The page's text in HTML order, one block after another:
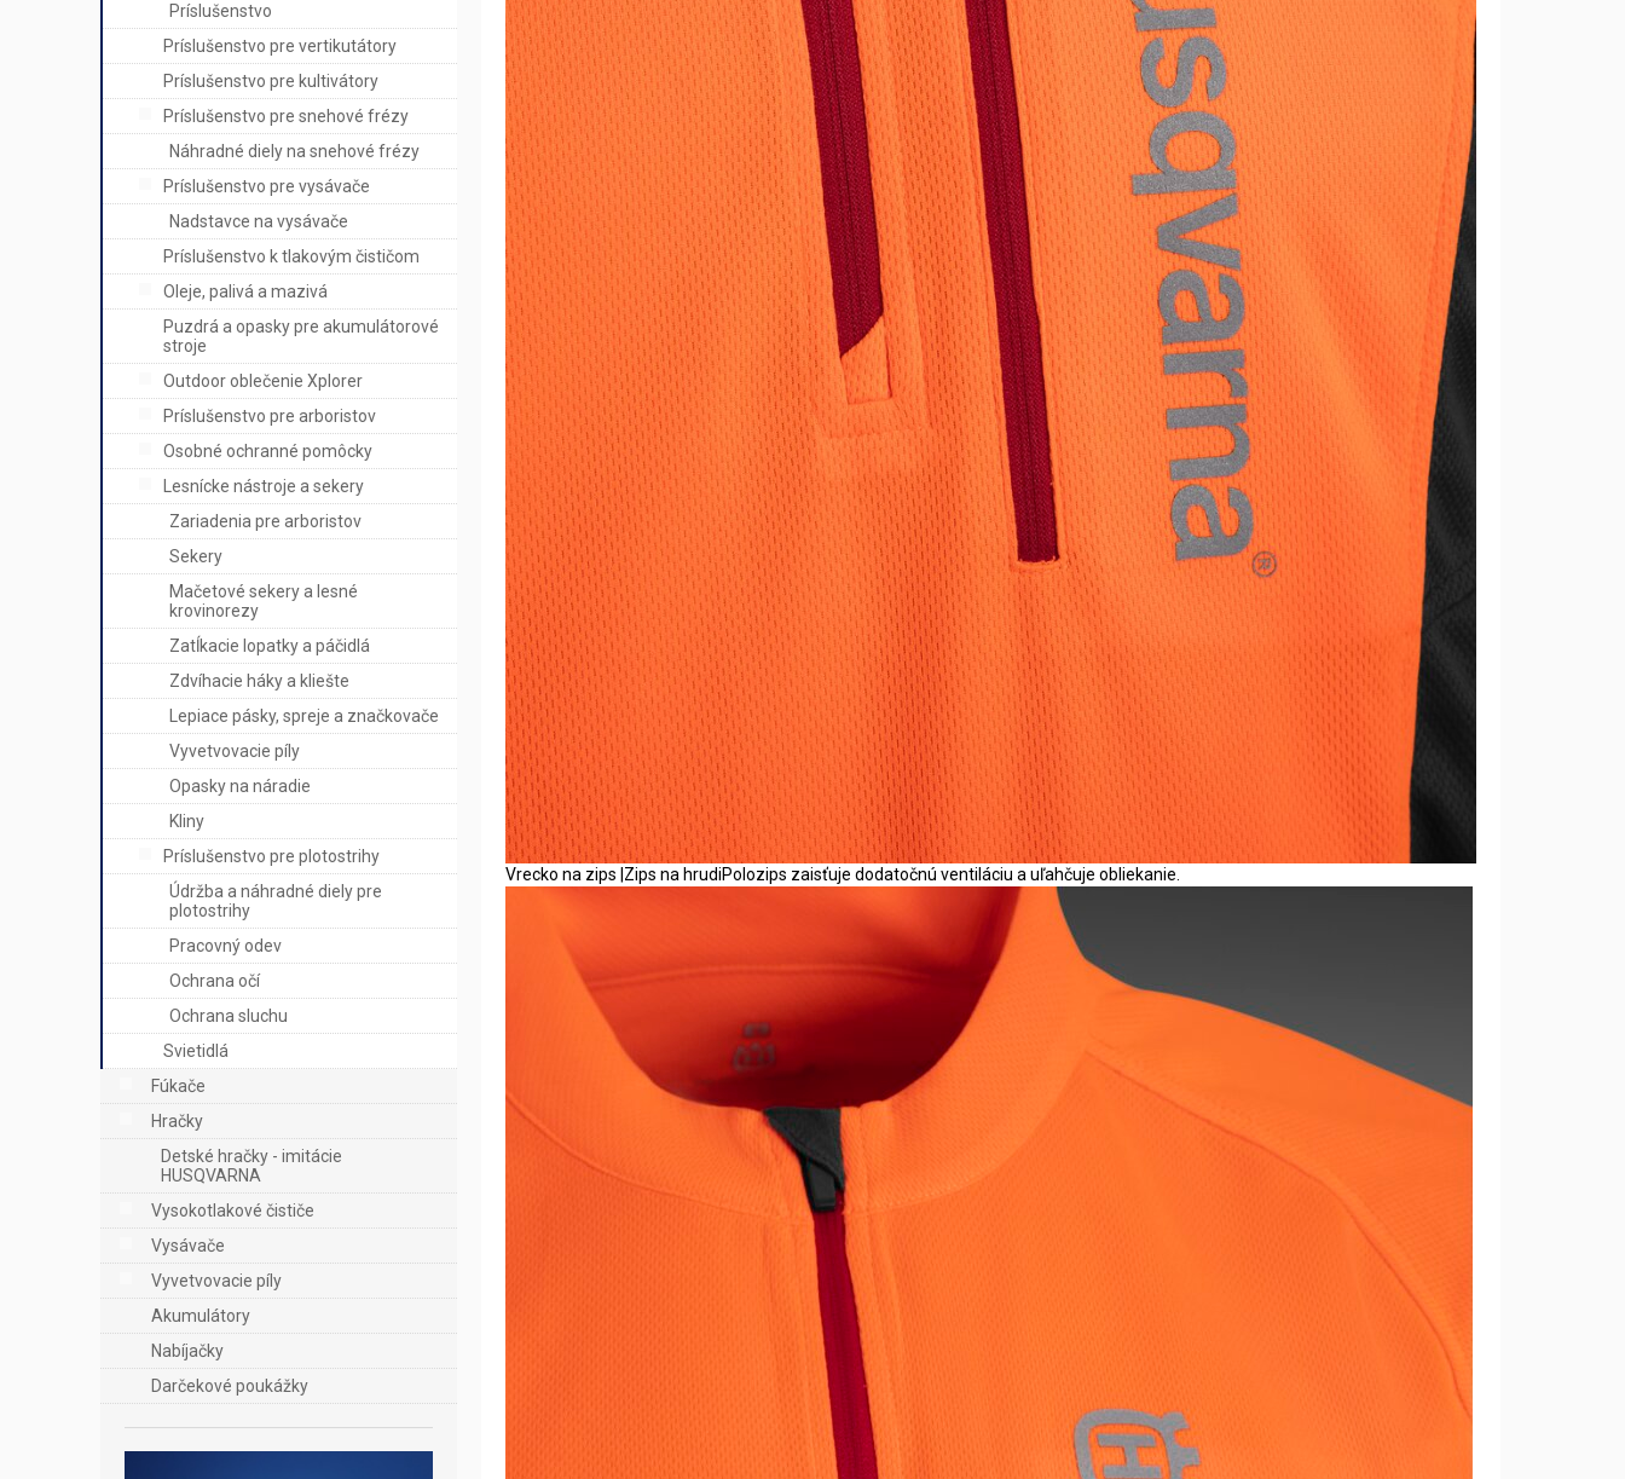
Príslušenstvo
Príslušenstvo pre vertikutátory
Príslušenstvo pre kultivátory
Príslušenstvo pre snehové frézy
Náhradné diely na snehové frézy
Príslušenstvo pre vysávače
Nadstavce na vysávače
Príslušenstvo k tlakovým čističom
Oleje, palivá a mazivá
Puzdrá a opasky pre akumulátorové
stroje
Outdoor oblečenie Xplorer
Príslušenstvo pre arboristov
Osobné ochranné pomôcky
Lesnícke nástroje a sekery
Zariadenia pre arboristov
Sekery
Mačetové sekery a lesné
krovinorezy
Zatĺkacie lopatky a páčidlá
Zdvíhacie háky a kliešte
Lepiace pásky, spreje a značkovače
Vyvetvovacie píly
Opasky na náradie
Kliny
Príslušenstvo pre plotostrihy
Údržba a náhradné diely pre
plotostrihy
Pracovný odev
Ochrana očí
Ochrana sluchu
Svietidlá
Fúkače
Hračky
Detské hračky - imitácie
HUSQVARNA
Vysokotlakové čističe
Vysávače
Vyvetvovacie píly
Akumulátory
Nabíjačky
Darčekové poukážky
Vrecko na zips |Zips na hrudiPolozips zaisťuje dodatočnú ventiláciu a uľahčuje obliekanie.